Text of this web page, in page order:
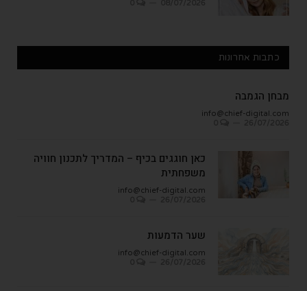
כתבות אחרונות
מבחן הגמבה
info@chief-digital.com
כאן חוגגים בכיף – המדריך לתכנון חוויה
משפחתית
info@chief-digital.com
שער הדמעות
info@chief-digital.com